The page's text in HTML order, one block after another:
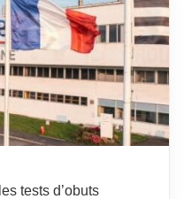
tests d’obuts